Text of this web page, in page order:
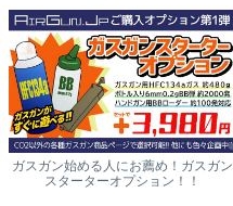
ガスガン始める人にお薦め！ガスガン
スターターオプション！！